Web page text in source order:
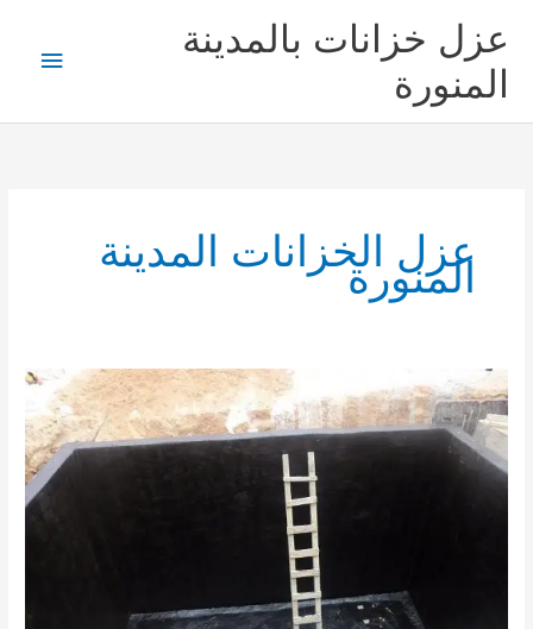
المحتوى
عزل خزانات بالمدينة
المنورة
عزل الخزانات المدينة
المنورة